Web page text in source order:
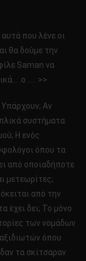
που λένε οι
θα δούμε την
Saman να
.ο ….. >>
Υπάρχουν; Αν
συστήματα
Η ενός
όπου τα
από οποιαδήποτε
μετεωρίτες;
από την
έχει δει; Το μόνο
των νομάδων
όπου
τα σκίτσαραν